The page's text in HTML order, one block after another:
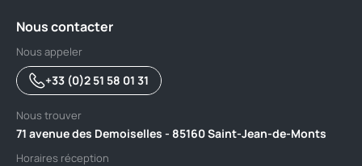
Nous contacter
Nous appeler
+33 (0)2 51 58 01 31
Nous trouver
71 avenue des Demoiselles - 85160 Saint-Jean-de-Monts
Horaires réception